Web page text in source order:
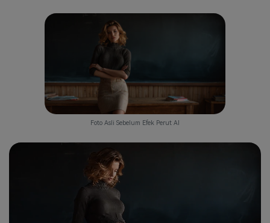
Foto Asli Sebelum Efek Perut AI